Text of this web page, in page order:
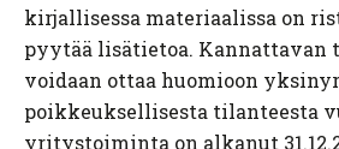
kirjallisessa materiaalissa on
pyytää lisätietoa. Kannattavan
voidaan ottaa huomioon
poikkeuksellisesta tilanteesta
yritystoiminta on alkanut